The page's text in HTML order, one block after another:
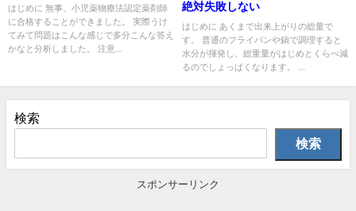
はじめに 無事、小児薬物療法認定薬剤師
に合格することができました。 実際うけ
てみて問題はこんな感じで多分こんな答え
かなと分析しました。 注意...
絶対失敗しない
はじめに あくまで出来上がりの総量で
す。 普通のフライパンや鍋で調理すると
水分が揮発し、総重量がはじめとくらべ減
るのでしょっぱくなります。 ...
検索
検索
スポンサーリンク